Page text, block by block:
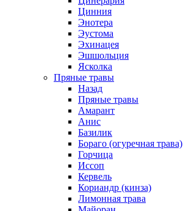
Цинния
Энотера
Эустома
Эхинацея
Эшшольция
Ясколка
Пряные травы
Назад
Пряные травы
Амарант
Анис
Базилик
Бораго (огуречная трава)
Горчица
Иссоп
Кервель
Кориандр (кинза)
Лимонная трава